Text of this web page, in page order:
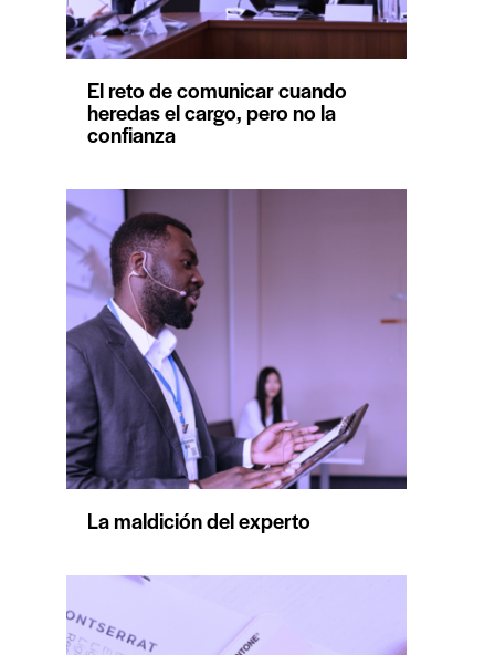
El reto de comunicar cuando
heredas el cargo, pero no la
confianza
La maldición del experto